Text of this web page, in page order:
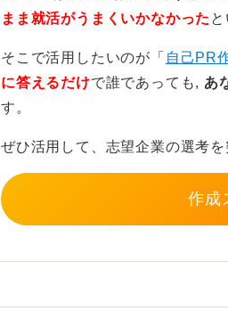
いです」、「挑戦を恐れず、成
ます」といった企業理解や未来
いでしょう。
自分の強みと会社の求めるもの
切です。あなたらしい言葉で、
まま就活がうまくいかなかった
そこで活用したいのが「 自己PR
に答えるだけで誰であっても, あ
す。
ぜひ活用して、志望企業の選考を
作成